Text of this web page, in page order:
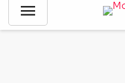
menu
Notícias Lançamentos-